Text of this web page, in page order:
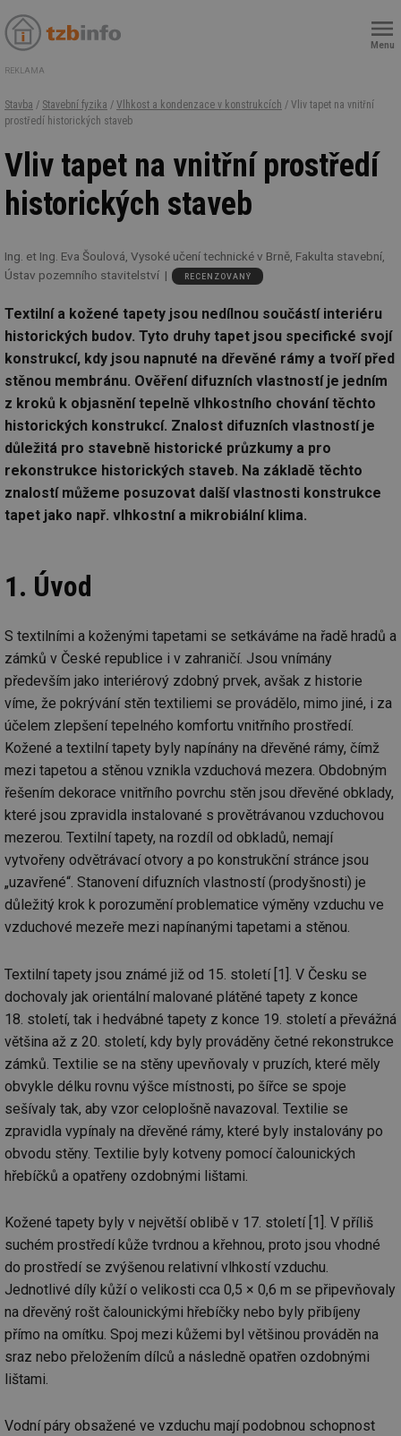
Menu
REKLAMA
Stavba / Stavební fyzika / Vlhkost a kondenzace v konstrukcích / Vliv tapet na vnitřní
prostředí historických staveb
Vliv tapet na vnitřní prostředí
historických staveb
Ing. et Ing. Eva Šoulová, Vysoké učení technické v Brně, Fakulta stavební,
Ústav pozemního stavitelství
RECENZOVANÝ
Textilní a kožené tapety jsou nedílnou součástí interiéru
historických budov. Tyto druhy tapet jsou specifické svojí
konstrukcí, kdy jsou napnuté na dřevěné rámy a tvoří před
stěnou membránu. Ověření difuzních vlastností je jedním
z kroků k objasnění tepelně vlhkostního chování těchto
historických konstrukcí. Znalost difuzních vlastností je
důležitá pro stavebně historické průzkumy a pro
rekonstrukce historických staveb. Na základě těchto
znalostí můžeme posuzovat další vlastnosti konstrukce
tapet jako např. vlhkostní a mikrobiální klima.
1. Úvod
S textilními a koženými tapetami se setkáváme na řadě hradů a
zámků v České republice i v zahraničí. Jsou vnímány
především jako interiérový zdobný prvek, avšak z historie
víme, že pokrývání stěn textiliemi se provádělo, mimo jiné, i za
účelem zlepšení tepelného komfortu vnitřního prostředí.
Kožené a textilní tapety byly napínány na dřevěné rámy, čímž
mezi tapetou a stěnou vznikla vzduchová mezera. Obdobným
řešením dekorace vnitřního povrchu stěn jsou dřevěné obklady,
které jsou zpravidla instalované s provětrávanou vzduchovou
mezerou. Textilní tapety, na rozdíl od obkladů, nemají
vytvořeny odvětrávací otvory a po konstrukční stránce jsou
„uzavřené“. Stanovení difuzních vlastností (prodyšnosti) je
důležitý krok k porozumění problematice výměny vzduchu ve
vzduchové mezeře mezi napínanými tapetami a stěnou.
Textilní tapety jsou známé již od 15. století [1]. V Česku se
dochovaly jak orientální malované plátěné tapety z konce
18. století, tak i hedvábné tapety z konce 19. století a převážná
většina až z 20. století, kdy byly prováděny četné rekonstrukce
zámků. Textilie se na stěny upevňovaly v pruzích, které měly
obvykle délku rovnu výšce místnosti, po šířce se spoje
sešívaly tak, aby vzor celoplošně navazoval. Textilie se
zpravidla vypínaly na dřevěné rámy, které byly instalovány po
obvodu stěny. Textilie byly kotveny pomocí čalounických
hřebíčků a opatřeny ozdobnými lištami.
Kožené tapety byly v největší oblibě v 17. století [1]. V příliš
suchém prostředí kůže tvrdnou a křehnou, proto jsou vhodné
do prostředí se zvýšenou relativní vlhkostí vzduchu.
Jednotlivé díly kůží o velikosti cca 0,5 × 0,6 m se připevňovaly
na dřevěný rošt čalounickými hřebíčky nebo byly přibíjeny
přímo na omítku. Spoj mezi kůžemi byl většinou prováděn na
sraz nebo přeložením dílců a následně opatřen ozdobnými
lištami.
Vodní páry obsažené ve vzduchu mají podobnou schopnost